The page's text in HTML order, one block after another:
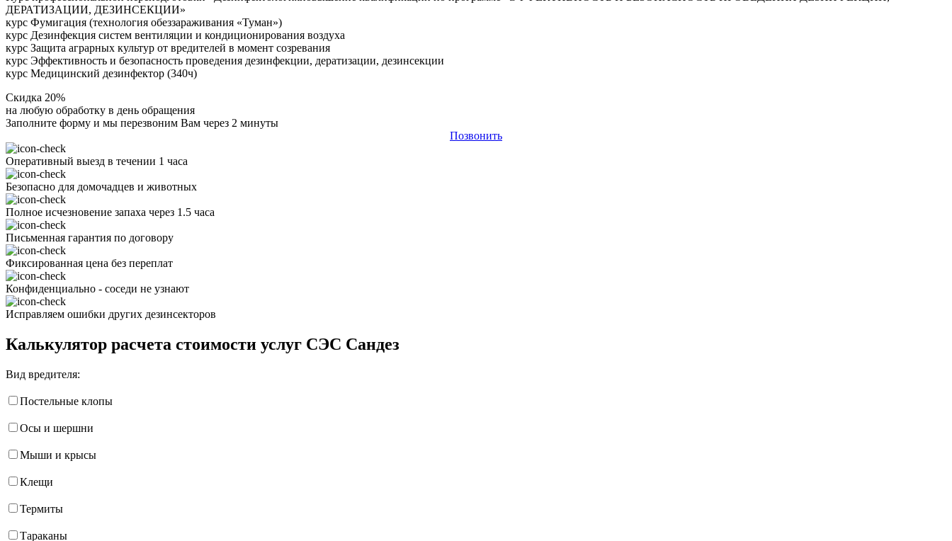
ДЕРАТИЗАЦИИ, ДЕЗИНСЕКЦИИ»
курс Фумигация (технология обеззараживания «Туман»)
курс Дезинфекция систем вентиляции и кондиционирования воздуха
курс Защита аграрных культур от вредителей в момент созревания
курс Эффективность и безопасность проведения дезинфекции, дератизации, дезинсекции
курс Медицинский дезинфектор (340ч)
Скидка 20%
на любую обработку в день обращения
Заполните форму и мы перезвоним Вам через 2 минуты
Позвонить
Оперативный выезд в течении 1 часа
Безопасно для домочадцев и животных
Полное исчезновение запаха через 1.5 часа
Письменная гарантия по договору
Фиксированная цена без переплат
Конфиденциально - соседи не узнают
Исправляем ошибки других дезинсекторов
Калькулятор расчета стоимости услуг СЭС Сандез
Вид вредителя:
Постельные клопы
Осы и шершни
Мыши и крысы
Клещи
Термиты
Тараканы